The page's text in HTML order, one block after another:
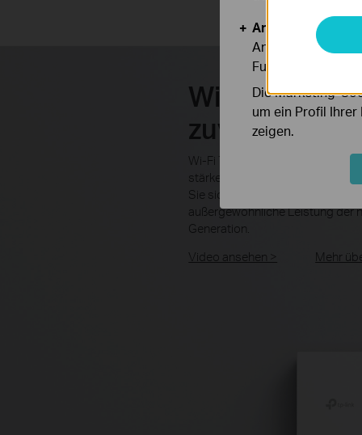
Wi-Fi 7 –
zuvor
Wi-Fi 7 bietet höhere Datenraten,
stärkere Störfestigkeit und
Sie sich der neuen Generation an
außergewöhnliche Leistung der
Generation.
Video ansehen >
Mehr
Analyse- und
Analyse-Cookies
Funktionsweise
Die Marketing-
um ein Profil Ihrer
zeigen.